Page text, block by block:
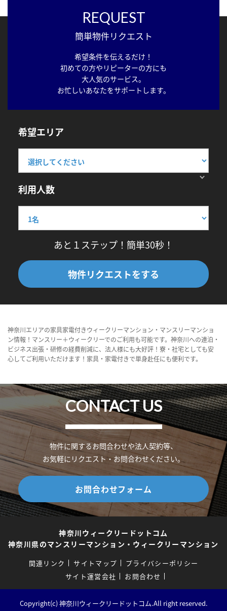
REQUEST
簡単物件リクエスト
希望条件を伝えるだけ！
初めての方やリピーターの方にも
大人気のサービス。
お忙しいあなたをサポートします。
希望エリア
利用人数
あと１ステップ！簡単30秒！
物件リクエストをする
神奈川エリアの家具家電付きウィークリーマンション・マンスリーマンショ
ン情報！マンスリー＋ウィークリーでのご利用も可能です。神奈川への連泊・
ビジネス出張・研修の経費削減に、法人様にも大好評！寮・社宅としても安
心してご利用いただけます！家具・家電付きで単身赴任にも便利です。
CONTACT US
物件に関するお問合わせや法人契約等、
お気軽にリクエスト・お問合わせください。
お問合わせフォーム
神奈川ウィークリードットコム
神奈川県のマンスリーマンション・ウィークリーマンション
関連リンク サイトマップ
プライバシーポリシー
サイト運営会社
お問合わせ
Copyright(c) 神奈川ウィークリードットコム.All right reserved.